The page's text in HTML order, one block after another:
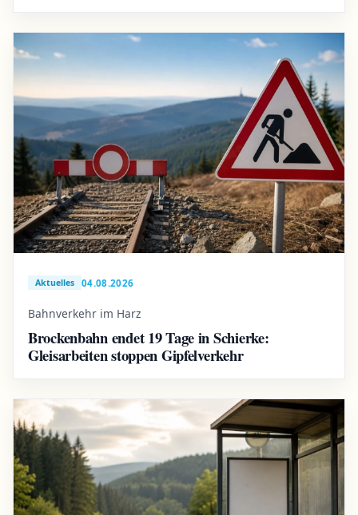
Aktuelles 04.08.2026
Bahnverkehr im Harz
Brockenbahn endet 19 Tage in Schierke:
Gleisarbeiten stoppen Gipfelverkehr